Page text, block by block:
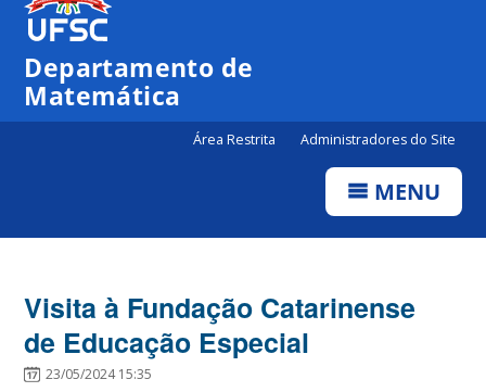
Departamento de
Matemática
Área Restrita Administradores do Site
MENU
Visita à Fundação Catarinense
de Educação Especial
23/05/2024 15:35